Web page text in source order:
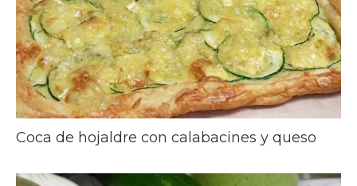
Coca de hojaldre con calabacines y queso